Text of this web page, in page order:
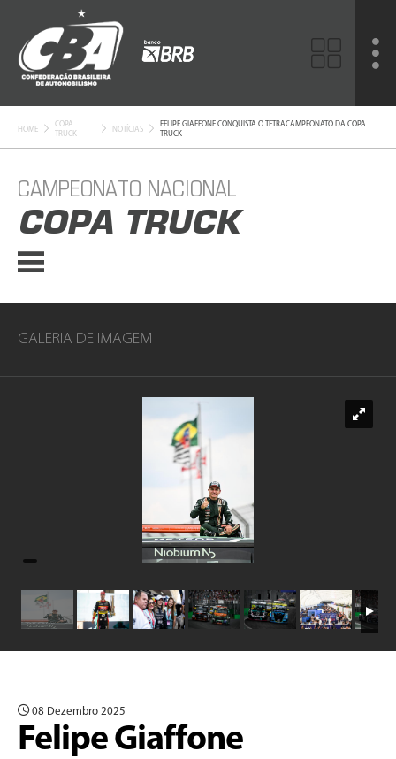
HOME
COPA
TRUCK
NOTÍCIAS
FELIPE GIAFFONE CONQUISTA O TETRACAMPEONATO DA COPA
TRUCK
CAMPEONATO NACIONAL
COPA TRUCK
GALERIA DE IMAGEM
08 Dezembro 2025
Felipe Giaffone